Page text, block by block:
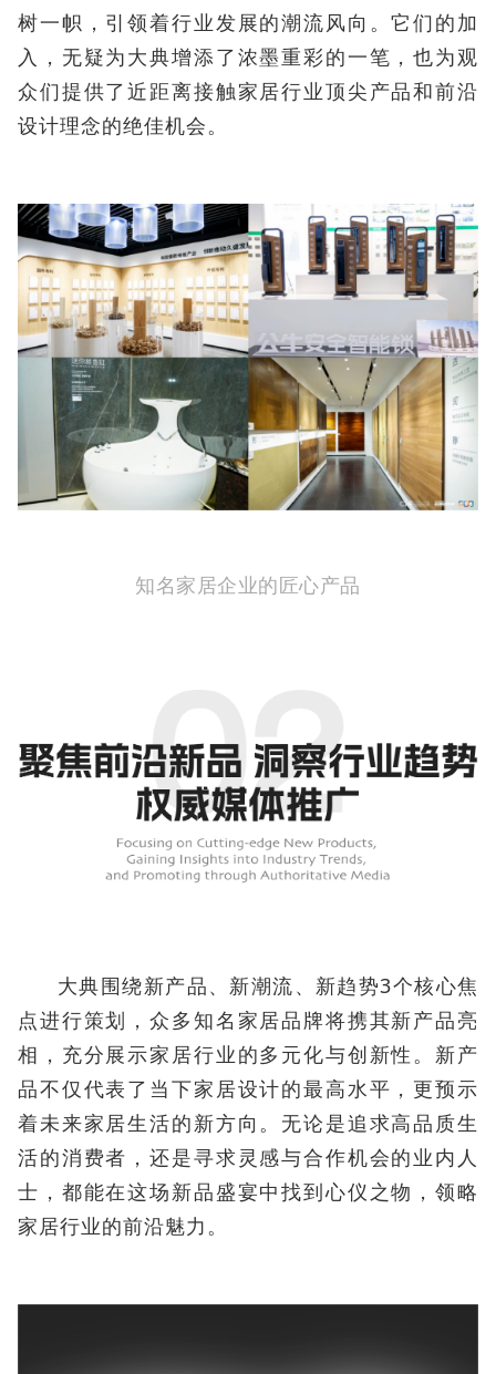
树一帜，引领着行业发展的潮流风向。它们的加
入，无疑为大典增添了浓墨重彩的一笔，也为观
众们提供了近距离接触家居行业顶尖产品和前沿
设计理念的绝佳机会。
知名家居企业的匠心产品
大典围绕新产品、新潮流、新趋势3个核心焦
点进行策划，众多知名家居品牌将携其新产品亮
相，充分展示家居行业的多元化与创新性。新产
品不仅代表了当下家居设计的最高水平，更预示
着未来家居生活的新方向。无论是追求高品质生
活的消费者，还是寻求灵感与合作机会的业内人
士，都能在这场新品盛宴中找到心仪之物，领略
家居行业的前沿魅力。